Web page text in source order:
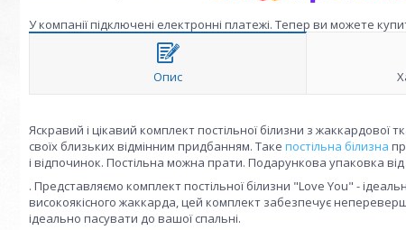
У компанії підключені електронні платежі. Тепер ви можете
Опис
Яскравий і цікавий комплект постільної білизни з жаккардової
своїх близьких відмінним придбанням. Таке постільна білизна
і відпочинок. Постільна можна прати. Подарункова упаковка
. Представляємо комплект постільної білизни "Love You" -
високоякісного жаккарда, цей комплект забезпечує
ідеально пасувати до вашої спальні.